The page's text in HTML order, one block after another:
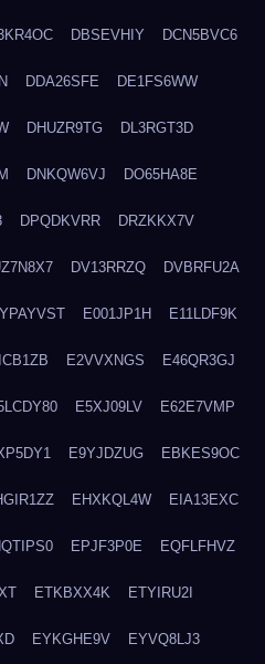
DBSEVHIY DCN5BVC6
DDA26SFE DE1FS6WW
DHUZR9TG DL3RGT3D
DNKQW6VJ DO65HA8E
DPQDKVRR DRZKKX7V
DV13RRZQ DVBRFU2A
E001JP1H E11LDF9K
E2VVXNGS E46QR3GJ
E5XJ09LV E62E7VMP
E9YJDZUG EBKES9OC
EHXKQL4W EIA13EXC
EPJF3P0E EQFLFHVZ
ETKBXX4K ETYIRU2I
EYKGHE9V EYVQ8LJ3